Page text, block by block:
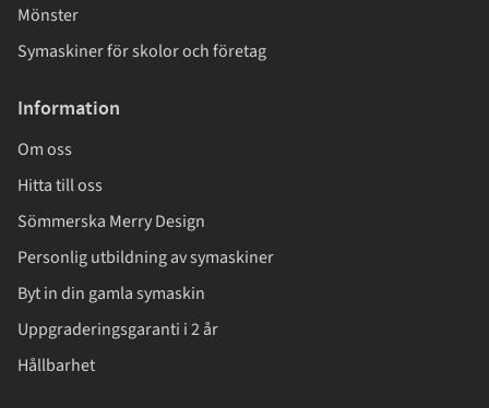
Mönster
Symaskiner för skolor och företag
Information
Om oss
Hitta till oss
Sömmerska Merry Design
Personlig utbildning av symaskiner
Byt in din gamla symaskin
Uppgraderingsgaranti i 2 år
Hållbarhet